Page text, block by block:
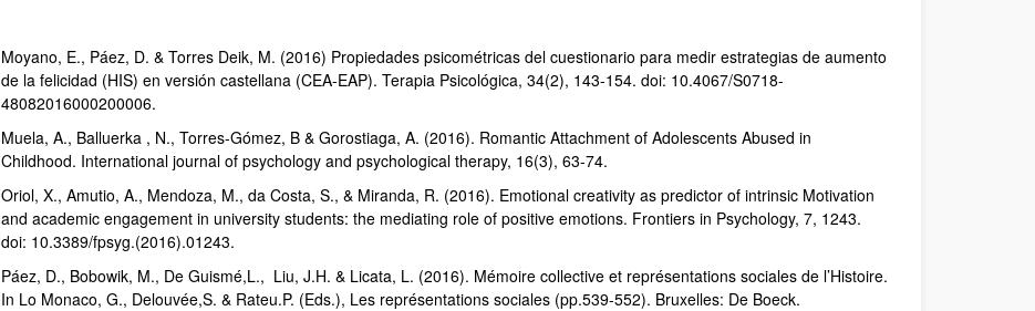
Moyano, E., Páez, D. & Torres Deik, M. (2016) Propiedades psicométricas del cuestionario para medir estrategias de aumento
de la felicidad (HIS) en versión castellana (CEA-EAP). Terapia Psicológica, 34(2), 143-154. doi: 10.4067/S0718-
48082016000200006.
Muela, A., Balluerka , N., Torres-Gómez, B & Gorostiaga, A. (2016). Romantic Attachment of Adolescents Abused in
Childhood. International journal of psychology and psychological therapy, 16(3), 63-74.
Oriol, X., Amutio, A., Mendoza, M., da Costa, S., & Miranda, R. (2016). Emotional creativity as predictor of intrinsic Motivation
and academic engagement in university students: the mediating role of positive emotions. Frontiers in Psychology, 7, 1243.
doi: 10.3389/fpsyg.(2016).01243.
Páez, D., Bobowik, M., De Guismé,L., Liu, J.H. & Licata, L. (2016). Mémoire collective et représentations sociales de l’Histoire.
In Lo Monaco, G., Delouvée,S. & Rateu.P. (Eds.), Les représentations sociales (pp.539-552). Bruxelles: De Boeck.